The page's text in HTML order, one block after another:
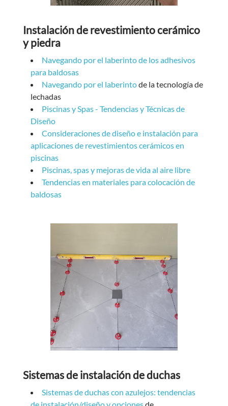
Instalación de revestimiento cerámico
y piedra
Navegando por el laberinto de los adhesivos
para baldosas
Navegando por el laberintode la tecnología de
lechadas
Piscinas y Spas - Tendencias y Técnicas de
Diseño
Consideraciones de diseño e instalación para
aplicaciones de revestimientos cerámicos en
piscinas
Piscinas, spas y mejoras de vida al aire libre
Tendencias en materiales para colocación de
baldosas
Sistemas de instalación de duchas
Sistemas de duchas con azulejos: tendencias